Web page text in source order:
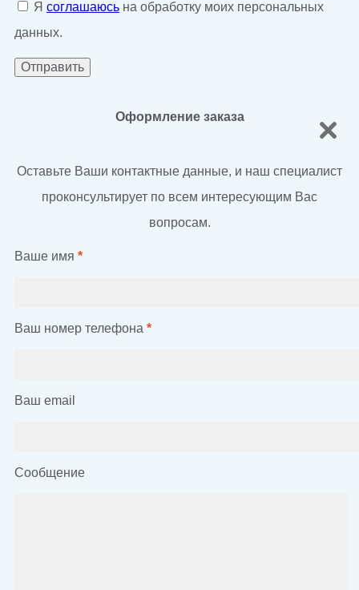
Я соглашаюсь на обработку моих персональных
данных.
Оформление заказа
Оставьте Ваши контактные данные, и наш специалист
проконсультирует по всем интересующим Вас
вопросам.
Ваше имя *
Ваш номер телефона *
Ваш email
Сообщение